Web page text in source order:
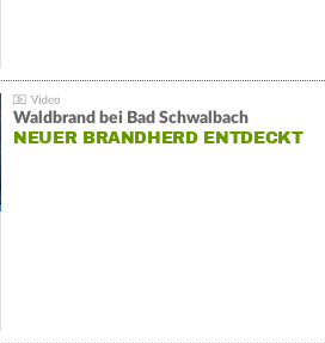
Waldbrand bei Bad Schwalbach
NEUER BRANDHERD ENTDECKT